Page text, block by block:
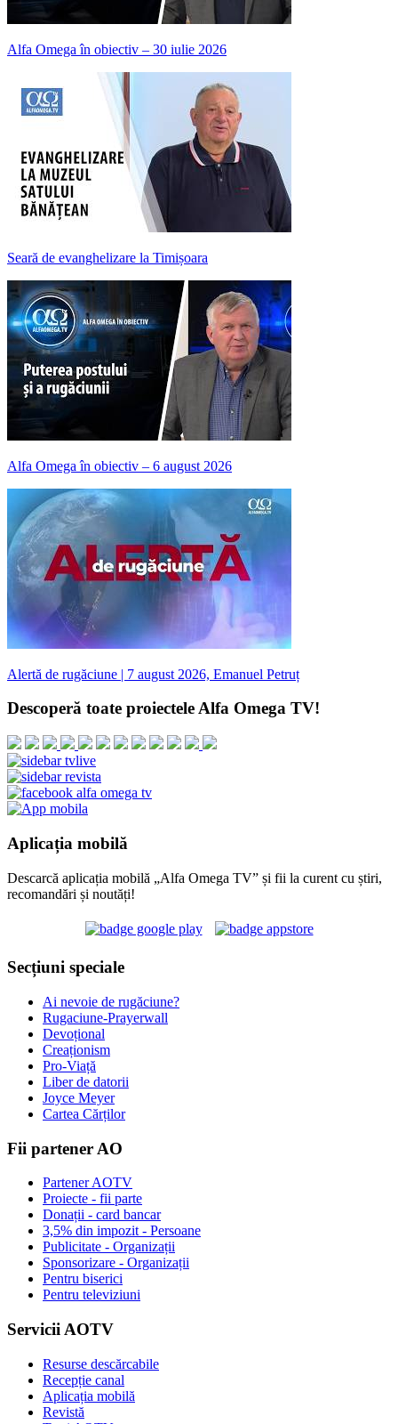
Alfa Omega în obiectiv – 30 iulie 2026
Seară de evanghelizare la Timișoara
Alfa Omega în obiectiv – 6 august 2026
Alertă de rugăciune | 7 august 2026, Emanuel Petruț
Descoperă toate proiectele Alfa Omega TV!
Aplicația mobilă
Descarcă aplicația mobilă „Alfa Omega TV” și fii la curent cu știri,
recomandări și noutăți!
Secțiuni speciale
Ai nevoie de rugăciune?
Rugaciune-Prayerwall
Devoțional
Creaționism
Pro-Viață
Liber de datorii
Joyce Meyer
Cartea Cărților
Fii partener AO
Partener AOTV
Proiecte - fii parte
Donații - card bancar
3,5% din impozit - Persoane
Publicitate - Organizații
Sponsorizare - Organizații
Pentru biserici
Pentru televiziuni
Servicii AOTV
Resurse descărcabile
Recepție canal
Aplicația mobilă
Revistă